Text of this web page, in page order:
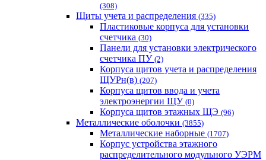
(308)
Щиты учета и распределения (335)
Пластиковые корпуса для установки
счетчика (30)
Панели для установки электрического
счетчика ПУ (2)
Корпуса щитов учета и распределения
ЩУРн(в) (207)
Корпуса щитов ввода и учета
электроэнергии ЩУ (0)
Корпуса щитов этажных ЩЭ (96)
Металлические оболочки (3855)
Металлические наборные (1707)
Корпус устройства этажного
распределительного модульного УЭРМ